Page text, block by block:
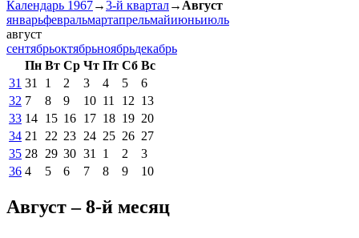
Календарь 1967→3-й квартал→ Август
январьфевральмартапрельмайиюньиюль
август
сентябрьоктябрьноябрьдекабрь
Пн Вт Ср Чт Пт Сб Вс
31 31 1 2 3 4 5
6
32 7 8 9 10 11 12 13
33 14 15 16 17 18 19 20
34 21 22 23 24 25 26 27
35 28 29 30 31 1 2
3
36 4 5 6 7 8 9 10
Август – 8-й месяц